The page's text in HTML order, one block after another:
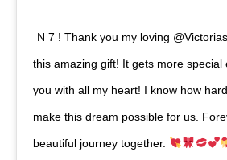
N 7 ! Thank you my loving
this amazing gift! It gets more special
you with all my heart! I know how
make this dream possible for us.
beautiful journey together.